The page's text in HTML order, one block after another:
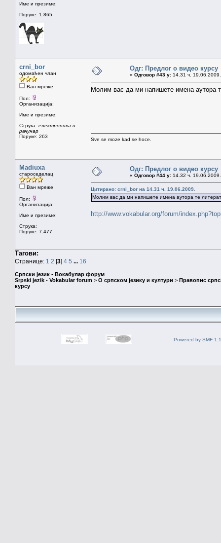
Име и презиме:
Поруке: 1.865
crni_bor
одомаћен члан
Ван мреже
Пол:
Организација:
Име и презиме:
Струка: електроника и
рачунар
Поруке: 263
Одг: Предлог о видео курсу
« Одговор #43 у: 14.31 ч.
Молим вас да ми напишете имена аутора
Sve se moze kad se hoce.
Madiuxa
староседелац
Ван мреже
Пол:
Организација:
Име и презиме:
Струка:
Поруке: 7.477
Одг: Предлог о видео курсу
« Одговор #44 у: 14.32 ч.
Цитирано: crni_bor на 14.31 ч. 19.06.2009.
Молим вас да ми напишете имена аутора те
http://www.vokabular.org/forum/
Тагови:
Странице: 1 2 [3] 4 5 ... 16
Српски језик - Вокабулар форум
Srpski jezik - Vokabular forum > О српском језику и култури > Правопис
курсу
Powered by SMF